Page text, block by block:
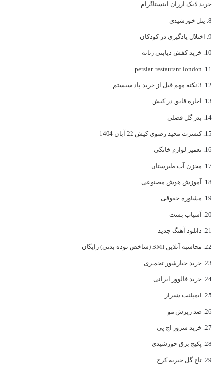
خرید لایک ارزان اینستاگرام
پنل خورشیدی
اختلال یادگیری در کودکان
خرید کفش دیابتی زنانه
persian restaurant london
3 نکته مهم قبل از خرید پاد سیستم
اجاره قایق در کیش
بذر گل فصلی
کنسرت مجید رضوی کیش 22 آبان 1404
تعمیر لوازم خانگی
مخزن آب طبرستان
آموزش هوش مصنوعی
مشاوره حقوقی
آسیاب بست
دانلود آهنگ جدید
محاسبه آنلاین BMI (شاخص توده بدنی) رایگان
خرید خیارشور تخمیری
خرید فالوور ایرانی
ایمپلنت شیراز
ضد ریزش مو
خرید سرور اچ پی
پکیج برق خورشیدی
تاج گل خیریه کرج